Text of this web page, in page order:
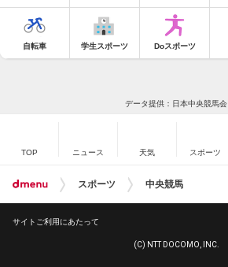
自転車 学生スポーツ Doスポーツ
データ提供：日本中央競馬会
TOP ニュース 天気 スポーツ
スポーツ 中央競馬
サイトご利用にあたって
(C) NTT DOCOMO, INC.